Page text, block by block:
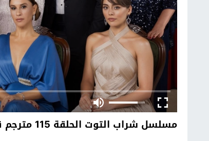
مسلسل شراب التوت الحلقة 115 مترجم قصة عشق